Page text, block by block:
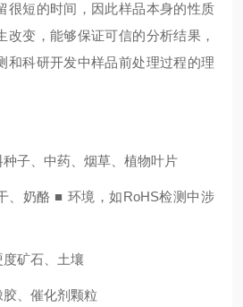
很短的时间，因此样品本身的性质
改变，能够保证可信的分析结果，
和科研开发中样品前处理过程的理
子、中药、烟草、植物叶片
、奶酪 ■ 环境，如RoHS检测中涉
矿石、土壤
、催化剂颗粒